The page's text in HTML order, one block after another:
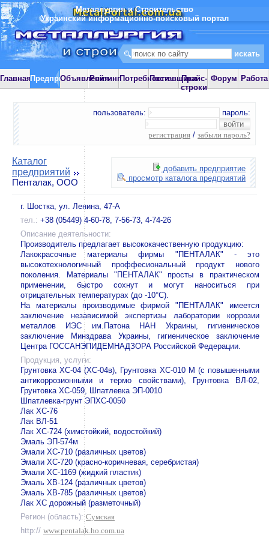
Металлургия и Строительство
Украинский информационно-поисковый портал
ГлавнаяПредприятияОбъявления
РейтингПотребностиПоставщики
Прайс-
строки
Форум Работа
пользователь: пароль:
регистрация / забыли пароль?
добавить предприятие
просмотр каталога предприятий
Каталог
предприятий
Пенталак, ООО
г. Шостка, ул. Ленина, 47-А
тел.: +38 (05449) 4-60-78, 7-56-73, 4-74-26
Описание деятельности:
Производитель предлагает высококачественную продукцию:
Лакокрасочные материалы фирмы "ПЕНТАЛАК" - это
высокотехнологичный проффесиональный продукт нового
поколения. Материалы "ПЕНТАЛАК" просты в практическом
применении, быстро сохнут и могут наноситься при
отрицательных температурах (до -10°С).
На материалы производимые фирмой "ПЕНТАЛАК" имеется
заключение независимой экспертизы лаборатории коррозии
металлов ИЭС им.Патона НАН Украины, гигиеническое
заключение Минздрава Украины, гигиеническое заключение
Центра ГОССАНЭПИДЕМНАДЗОРА Российской Федерации.
Продукция, услуги:
Грунтовка ХС-04 (ХС-04в), Грунтовка ХС-010 М (с повышенными
антикоррозионными и термо свойствами), Грунтовка ВЛ-02,
Грунтовка ХС-059, Шпатлевка ЭП-0010
Шпатлевка-грунт ЭПХС-0050
Лак ХС-76
Лак ВЛ-51
Лак ХС-724 (химстойкий, водостойкий)
Эмаль ЭП-574м
Эмали ХС-710 (различных цветов)
Эмали ХС-720 (красно-коричневая, серебристая)
Эмали ХС-1169 (жидкий пластик)
Эмаль ХВ-124 (различных цветов)
Эмаль ХВ-785 (различных цветов)
Лак ХС дорожный (разметочный)
Регион (область): Сумская
http:// www.pentalak.ho.com.ua